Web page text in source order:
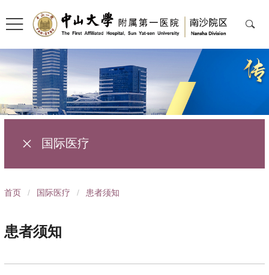
国际医疗
导
痕
迹
首页 / 国际医疗 / 患者须知
患者须知